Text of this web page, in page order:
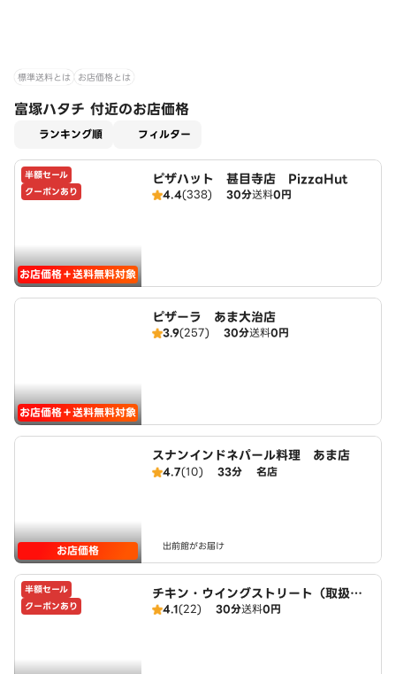
標準送料とは お店価格とは
富塚ハタチ 付近のお店価格
ランキング順 フィルター
半額セール
クーポンあり
お店価格＋送料無料対象
ピザハット 甚目寺店 PizzaHut
4.4(338) 30分送料0円
お店価格＋送料無料対象
ピザーラ あま大治店
3.9(257) 30分送料0円
お店価格
スナンインドネパール料理 あま店
4.7(10) 33分 名店
出前館がお届け
半額セール
クーポンあり
チキン・ウイングストリート（取扱：
ピザハット甚目寺店）
4.1(22) 30分送料0円